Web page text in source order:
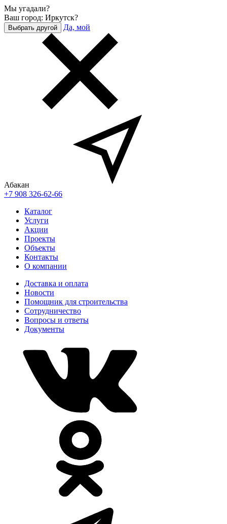
Мы угадали?
Ваш город: Иркутск?
Выбрать другой Да, мой
Абакан
+7 908 326-62-66
Каталог
Услуги
Акции
Проекты
Объекты
Контакты
О компании
Доставка и оплата
Новости
Помощник для строительства
Сотрудничество
Вопросы и ответы
Документы